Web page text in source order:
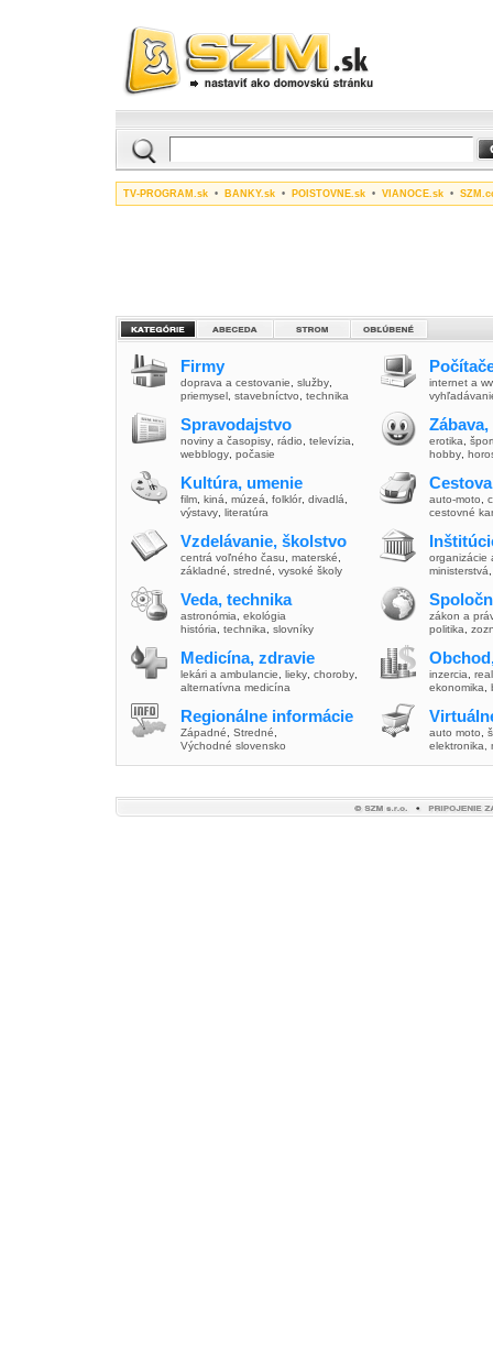
TV-PROGRAM.sk • BANKY.sk • POISTOVNE.sk • VIANOCE.sk •
Firmy
doprava a cestovanie služby
priemysel stavebníctvo technika
Spravodajstvo
noviny a časopisy rádio televízia
webblogy počasie
Kultúra, umenie
film kiná múzeá folklór, divadlá
výstavy literatúra
Vzdelávanie, školstvo
centrá voľného času materské
základné
stredné vysoké školy
Veda, technika
astronómia
ekológia
história
technika slovníky
Medicína, zdravie
lekári a ambulancie lieky choroby
alternatívna medicína
Regionálne informácie
Západné Stredné
Východné slovensko
internet a
erotika
hobby
auto-moto
cestovné
organizácie
ministerstvá
zákon a
politika
inzercia
ekonomika
auto moto
elektronika,